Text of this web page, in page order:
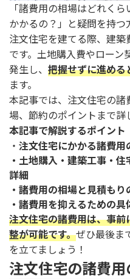
「諸費用の相場はどれく
かかるの？」と疑問を持つ
注文住宅を建てる際、建
です。土地購入費やロー
発生し、 把握せずに進める
ます。
本記事では、注文住宅の
場、節約のポイントまで詳
本記事で解説するポイント
・ 注文住宅にかかる諸費用
・土地購入・建築工事・
詳細
・諸費用の相場と見積もり
・諸費用を抑えるための
注文住宅の諸費用は、事
整が可能です。ぜひ最後ま
を立てましょう！
注文住宅の諸費